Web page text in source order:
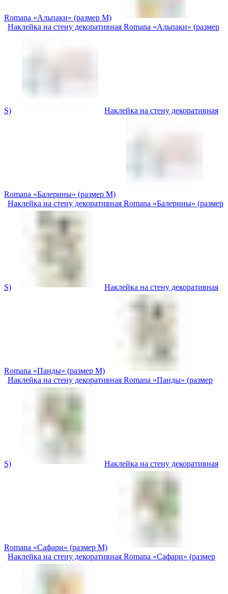
Romana «Альпаки» (размер M)
Наклейка на стену декоративная Romana «Альпаки» (размер
S) Наклейка на стену декоративная
Romana «Балерины» (размер M)
Наклейка на стену декоративная Romana «Балерины» (размер
S) Наклейка на стену декоративная
Romana «Панды» (размер M)
Наклейка на стену декоративная Romana «Панды» (размер
S) Наклейка на стену декоративная
Romana «Сафари» (размер M)
Наклейка на стену декоративная Romana «Сафари» (размер